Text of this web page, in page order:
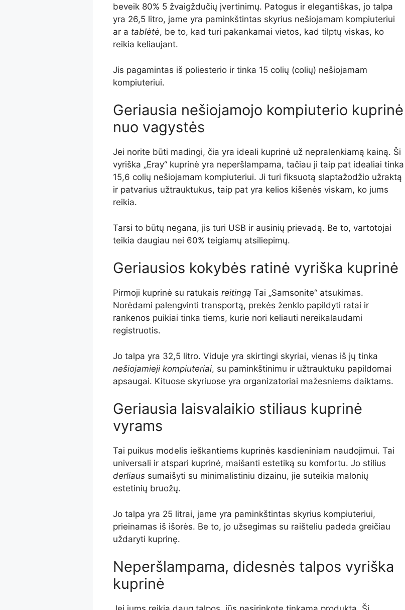
beveik 80% 5 žvaigždučių įvertinimų. Patogus ir elegantiškas, jo talpa
yra 26,5 litro, jame yra paminkštintas skyrius nešiojamam kompiuteriui
ar a tablėtė, be to, kad turi pakankamai vietos, kad tilptų viskas, ko
reikia keliaujant.
Jis pagamintas iš poliesterio ir tinka 15 colių (colių) nešiojamam
kompiuteriui.
Geriausia nešiojamojo kompiuterio kuprinė
nuo vagystės
Jei norite būti madingi, čia yra ideali kuprinė už nepralenkiamą kainą. Ši
vyriška „Eray“ kuprinė yra neperšlampama, tačiau ji taip pat idealiai tinka
15,6 colių nešiojamam kompiuteriui. Ji turi fiksuotą slaptažodžio užraktą
ir patvarius užtrauktukus, taip pat yra kelios kišenės viskam, ko jums
reikia.
Tarsi to būtų negana, jis turi USB ir ausinių prievadą. Be to, vartotojai
teikia daugiau nei 60% teigiamų atsiliepimų.
Geriausios kokybės ratinė vyriška kuprinė
Pirmoji kuprinė su ratukais reitingą Tai „Samsonite“ atsukimas.
Norėdami palengvinti transportą, prekės ženklo papildyti ratai ir
rankenos puikiai tinka tiems, kurie nori keliauti nereikalaudami
registruotis.
Jo talpa yra 32,5 litro. Viduje yra skirtingi skyriai, vienas iš jų tinka
nešiojamieji kompiuteriai, su paminkštinimu ir užtrauktuku papildomai
apsaugai. Kituose skyriuose yra organizatoriai mažesniems daiktams.
Geriausia laisvalaikio stiliaus kuprinė
vyrams
Tai puikus modelis ieškantiems kuprinės kasdieniniam naudojimui. Tai
universali ir atspari kuprinė, maišanti estetiką su komfortu. Jo stilius
derliaussumaišyti su minimalistiniu dizainu, jie suteikia malonių
estetinių bruožų.
Jo talpa yra 25 litrai, jame yra paminkštintas skyrius kompiuteriui,
prieinamas iš išorės. Be to, jo užsegimas su raišteliu padeda greičiau
uždaryti kuprinę.
Neperšlampama, didesnės talpos vyriška
kuprinė